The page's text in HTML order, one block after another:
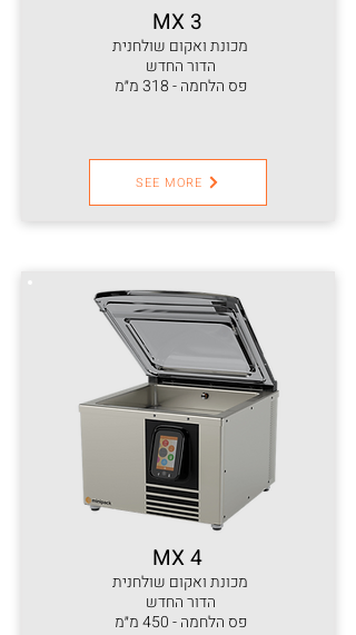
MX 3
מכונת ואקום שולחנית
הדור החדש
פס הלחמה - 318 מ״מ
SEE MORE
MX 4
מכונת ואקום שולחנית
הדור החדש
פס הלחמה - 450 מ״מ